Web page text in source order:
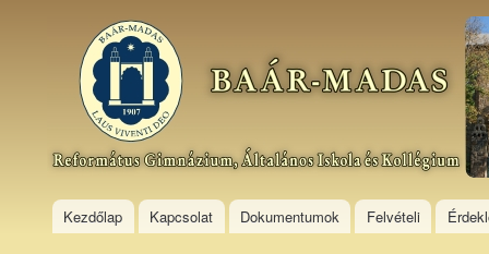
Baár–
Madas
Református
Gimnázium,
Általános
Kollégium
Kezdőlap Kapcsolat Dokumentumok Felvételi